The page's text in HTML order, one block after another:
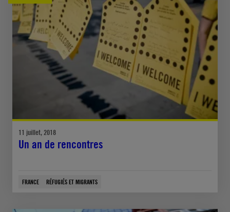
11 juillet, 2018
Un an de rencontres
FRANCE RÉFUGIÉS ET MIGRANTS